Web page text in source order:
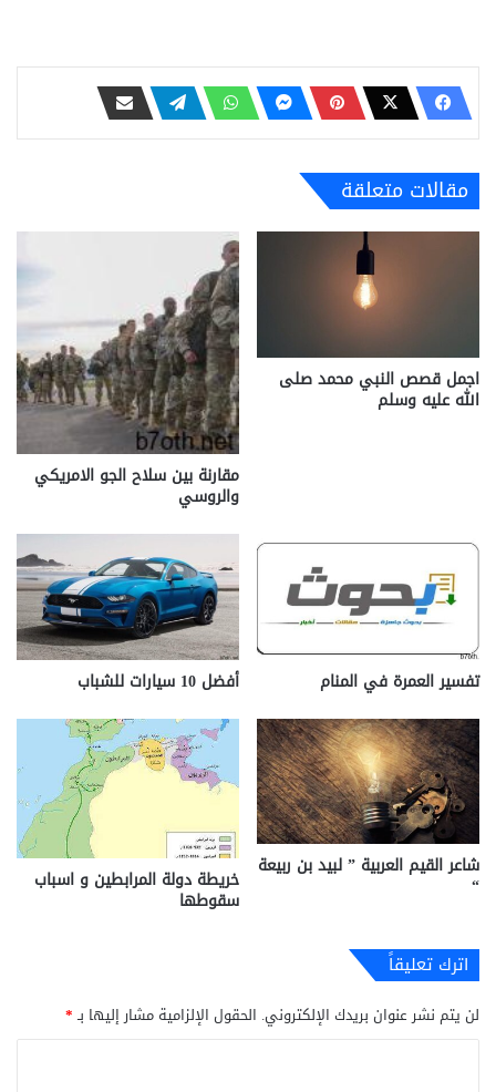
مقالات متعلقة
اجمل قصص النبي محمد صلى
الله عليه وسلم
مقارنة بين سلاح الجو الامريكي
والروسي
تفسير العمرة في المنام أفضل 10 سيارات للشباب
شاعر القيم العربية ” لبيد بن ربيعة
“ خريطة دولة المرابطين و اسباب
سقوطها
اترك تعليقاً
لن يتم نشر عنوان بريدك الإلكتروني. الحقول الإلزامية مشار إليها بـ*